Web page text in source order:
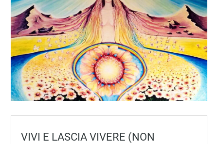
VIVI E LASCIA VIVERE (NON